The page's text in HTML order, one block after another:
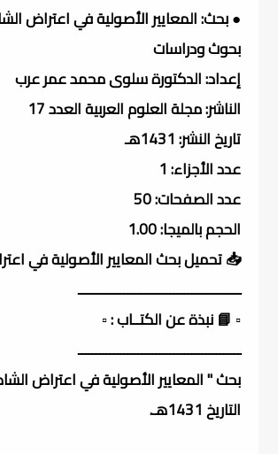
● بحث: المعايير الأصولية في اعتراض
بحوث ودراسات
إعداد: الدكتورة سلوى محمد عمر عرب
الناشر: مجلة العلوم العربية العدد 17
تاريخ النشر: 1431هـ
عدد الأجزاء: 1
عدد الصفحات: 50
الحجم بالميجا: 1.00
📥 تحميل بحث المعايير الأصولية في
ــــــــــــــــــــــــــــــــــــــــــــــ
▫️ 📘 نبذة عن الكتــاب : ▫️
ــــــــــــــــــــــــــــــــــــــــــــــ
التاريخ 1431هـ.